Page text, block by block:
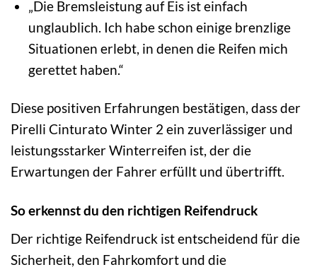
„Die Bremsleistung auf Eis ist einfach
unglaublich. Ich habe schon einige brenzlige
Situationen erlebt, in denen die Reifen mich
gerettet haben.“
Diese positiven Erfahrungen bestätigen, dass der
Pirelli Cinturato Winter 2 ein zuverlässiger und
leistungsstarker Winterreifen ist, der die
Erwartungen der Fahrer erfüllt und übertrifft.
So erkennst du den richtigen Reifendruck
Der richtige Reifendruck ist entscheidend für die
Sicherheit, den Fahrkomfort und die